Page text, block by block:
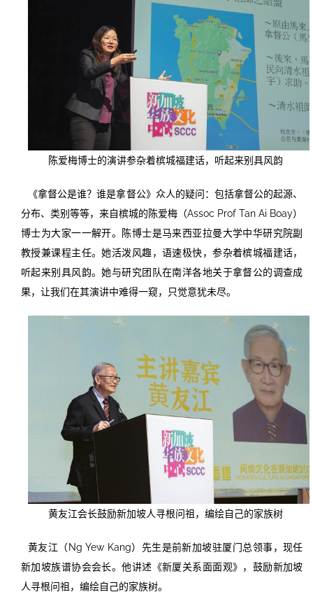
陈爱梅博士的演讲参杂着槟城福建话，听起来别具风韵
《拿督公是谁？谁是拿督公》众人的疑问：包括拿督公的起源、
分布、类别等等，来自槟城的陈爱梅（Assoc Prof Tan Ai Boay）
博士为大家一一解开。陈博士是马来西亚拉曼大学中华研究院副
教授兼课程主任。她活泼风趣，语速极快，参杂着槟城福建话，
听起来别具风韵。她与研究团队在南洋各地关于拿督公的调查成
果，让我们在其演讲中难得一窥，只觉意犹未尽。
黄友江会长鼓励新加坡人寻根问祖，编绘自己的家族树
黄友江（Ng Yew Kang）先生是前新加坡驻厦门总领事，现任
新加坡族谱协会会长。他讲述《新厦关系面面观》，鼓励新加坡
人寻根问祖，编绘自己的家族树。